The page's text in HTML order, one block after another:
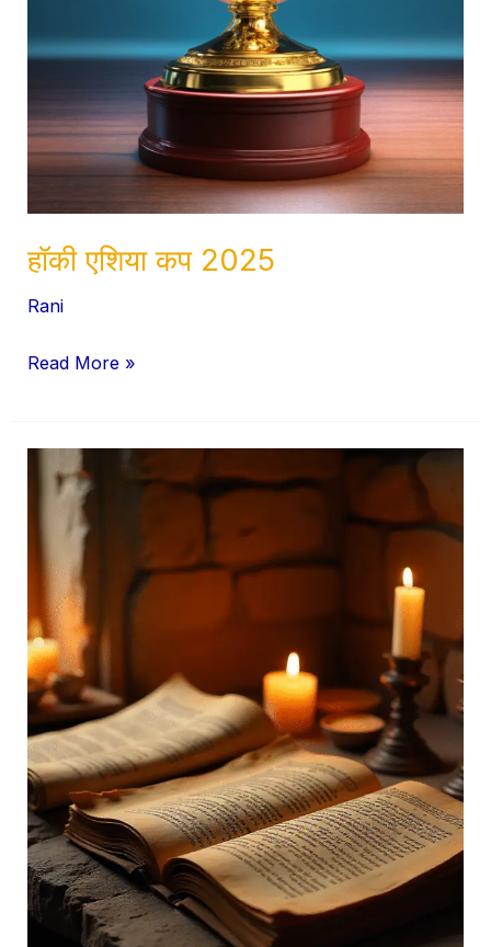
हॉकी एशिया कप 2025
Rani
Read More »
(Veda).